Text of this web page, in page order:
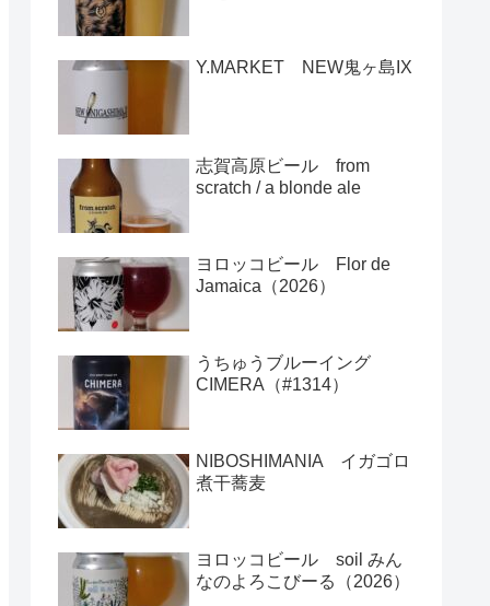
Y.MARKET NEW鬼ヶ島IX
志賀高原ビール from
scratch / a blonde ale
ヨロッコビール Flor de
Jamaica（2026）
うちゅうブルーイング
CIMERA（#1314）
NIBOSHIMANIA イガゴロ
煮干蕎麦
ヨロッコビール soil みん
なのよろこびーる（2026）